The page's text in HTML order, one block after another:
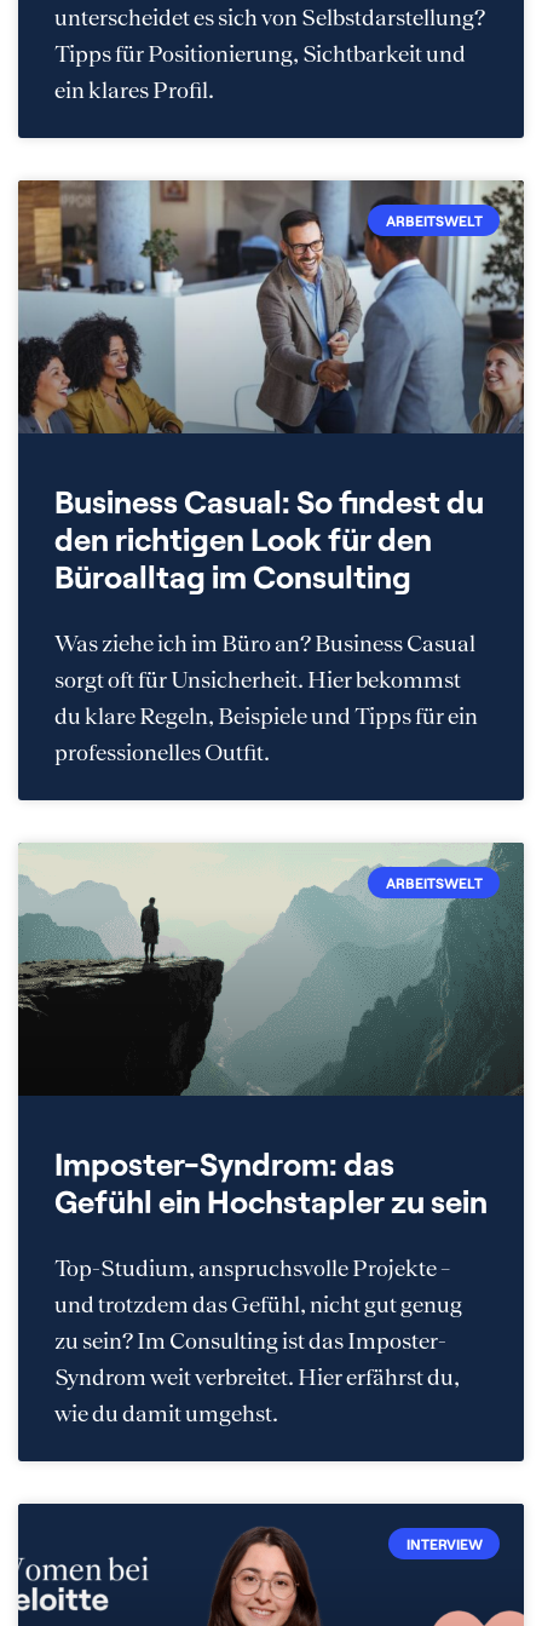
unterscheidet es sich von Selbstdarstellung?
Tipps für Positionierung, Sichtbarkeit und
ein klares Profil.
ARBEITSWELT
Business Casual: So findest du
den richtigen Look für den
Büroalltag im Consulting
Was ziehe ich im Büro an? Business Casual
sorgt oft für Unsicherheit. Hier bekommst
du klare Regeln, Beispiele und Tipps für ein
professionelles Outfit.
ARBEITSWELT
Imposter-Syndrom: das
Gefühl ein Hochstapler zu sein
Top-Studium, anspruchsvolle Projekte –
und trotzdem das Gefühl, nicht gut genug
zu sein? Im Consulting ist das Imposter-
Syndrom weit verbreitet. Hier erfährst du,
wie du damit umgehst.
INTERVIEW